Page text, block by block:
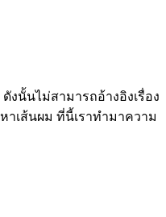
งนั้นไม่สามารถอ้างอิงเรื่อง
เส้นผม ที่นี้เราทำมาความ